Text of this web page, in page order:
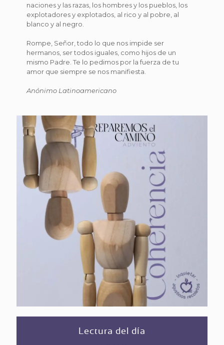
naciones y las razas, los hombres y los pueblos, los
explotadores y explotados, al rico y al pobre, al
blanco y al negro.
Rompe, Señor, todo lo que nos impide ser
hermanos, ser todos iguales, como hijos de un
mismo Padre. Te lo pedimos por la fuerza de tu
amor que siempre se nos manifiesta.
Anónimo Latinoamericano
Lectura del día